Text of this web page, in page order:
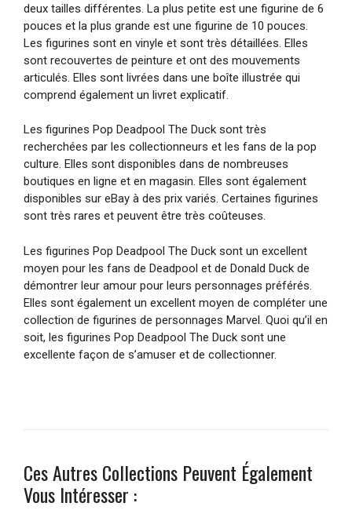
deux tailles différentes. La plus petite est une figurine de 6
pouces et la plus grande est une figurine de 10 pouces.
Les figurines sont en vinyle et sont très détaillées. Elles
sont recouvertes de peinture et ont des mouvements
articulés. Elles sont livrées dans une boîte illustrée qui
comprend également un livret explicatif.
Les figurines Pop Deadpool The Duck sont très
recherchées par les collectionneurs et les fans de la pop
culture. Elles sont disponibles dans de nombreuses
boutiques en ligne et en magasin. Elles sont également
disponibles sur eBay à des prix variés. Certaines figurines
sont très rares et peuvent être très coûteuses.
Les figurines Pop Deadpool The Duck sont un excellent
moyen pour les fans de Deadpool et de Donald Duck de
démontrer leur amour pour leurs personnages préférés.
Elles sont également un excellent moyen de compléter une
collection de figurines de personnages Marvel. Quoi qu’il en
soit, les figurines Pop Deadpool The Duck sont une
excellente façon de s’amuser et de collectionner.
Ces Autres Collections Peuvent Également
Vous Intéresser :